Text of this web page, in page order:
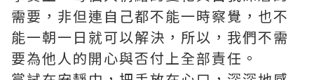
需要，非但連自己都不能一時察覺，也不
能一朝一日就可以解決，所以，我們不需
要為他人的開心與否付上全部責任。